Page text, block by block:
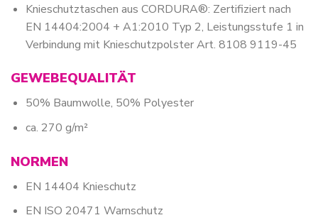
Knieschutztaschen aus CORDURA®: Zertifiziert nach
EN 14404:2004 + A1:2010 Typ 2, Leistungsstufe 1 in
Verbindung mit Knieschutzpolster Art. 8108 9119-45
GEWEBEQUALITÄT
50% Baumwolle, 50% Polyester
ca. 270 g/m²
NORMEN
EN 14404 Knieschutz
EN ISO 20471 Warnschutz